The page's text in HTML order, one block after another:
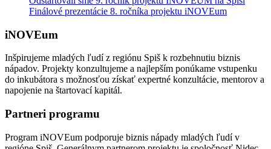
Finálové prezentácie 8. ročníka projektu iNOVEum
iNOVEum
Inšpirujeme mladých ľudí z regiónu Spiš k rozbehnutiu biznis
nápadov. Projekty konzultujeme a najlepším ponúkame vstupenku
do inkubátora s možnosťou získať expertné konzultácie, mentorov a
napojenie na štartovací kapitál.
Partneri programu
Program iNOVEum podporuje biznis nápady mladých ľudí v